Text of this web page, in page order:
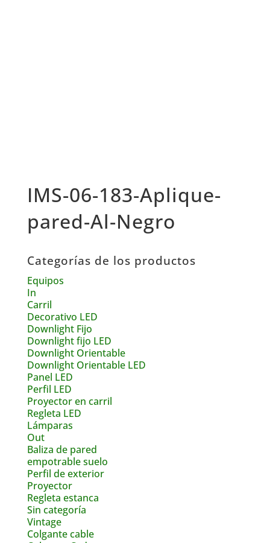
IMS-06-183-Aplique-
pared-Al-Negro
Categorías de los productos
Equipos
In
Carril
Decorativo LED
Downlight Fijo
Downlight fijo LED
Downlight Orientable
Downlight Orientable LED
Panel LED
Perfil LED
Proyector en carril
Regleta LED
Lámparas
Out
Baliza de pared
empotrable suelo
Perfil de exterior
Proyector
Regleta estanca
Sin categoría
Vintage
Colgante cable